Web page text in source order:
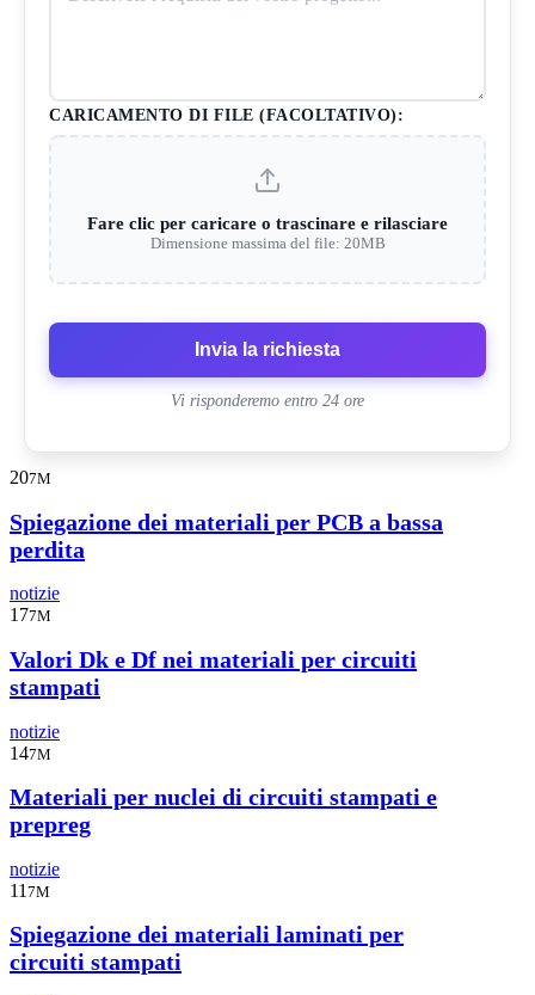
CARICAMENTO DI FILE (FACOLTATIVO):
Fare clic per caricare o trascinare e rilasciare
Dimensione massima del file: 20MB
Invia la richiesta
Vi risponderemo entro 24 ore
207M
Spiegazione dei materiali per PCB a bassa
perdita
notizie
177M
Valori Dk e Df nei materiali per circuiti
stampati
notizie
147M
Materiali per nuclei di circuiti stampati e
prepreg
notizie
11 7M
Spiegazione dei materiali laminati per
circuiti stampati